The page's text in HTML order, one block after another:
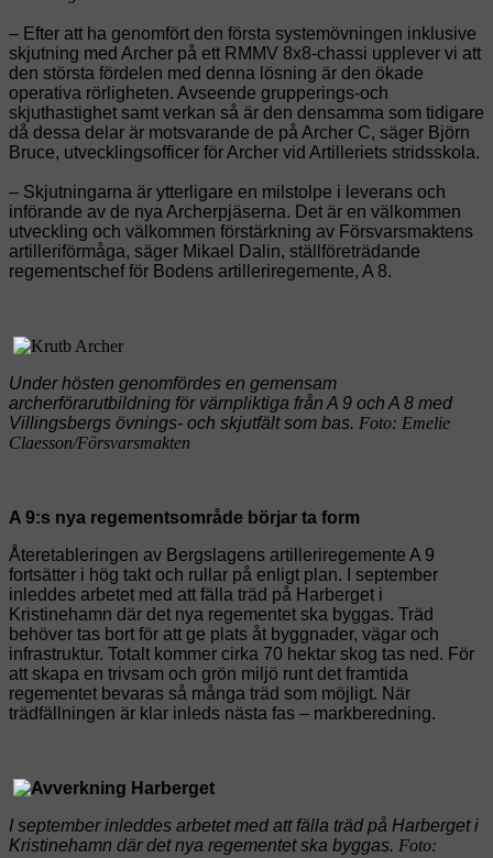
– Efter att ha genomfört den första systemövningen inklusive
skjutning med Archer på ett RMMV 8x8-chassi upplever vi att
den största fördelen med denna lösning är den ökade
operativa rörligheten. Avseende grupperings-och
skjuthastighet samt verkan så är den densamma som tidigare
då dessa delar är motsvarande de på Archer C, säger Björn
Bruce, utvecklingsofficer för Archer vid Artilleriets stridsskola.
– Skjutningarna är ytterligare en milstolpe i leverans och
införande av de nya Archerpjäserna. Det är en välkommen
utveckling och välkommen förstärkning av Försvarsmaktens
artilleriförmåga, säger Mikael Dalin, ställföreträdande
regementschef för Bodens artilleriregemente, A 8.
Under hösten genomfördes en gemensam
archerförarutbildning för värnpliktiga från A 9 och A 8 med
Villingsbergs övnings- och skjutfält som bas. Foto: Emelie
Claesson/Försvarsmakten
A 9:s nya regementsområde börjar ta form
Återetableringen av Bergslagens artilleriregemente A 9
fortsätter i hög takt och rullar på enligt plan. I september
inleddes arbetet med att fälla träd på Harberget i
Kristinehamn där det nya regementet ska byggas. Träd
behöver tas bort för att ge plats åt byggnader, vägar och
infrastruktur. Totalt kommer cirka 70 hektar skog tas ned. För
att skapa en trivsam och grön miljö runt det framtida
regementet bevaras så många träd som möjligt. När
trädfällningen är klar inleds nästa fas – markberedning.
I september inleddes arbetet med att fälla träd på Harberget i
Kristinehamn där det nya regementet ska byggas. Foto: